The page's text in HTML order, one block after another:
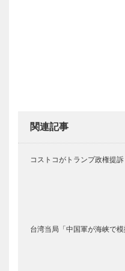
関連記事
コストコがトランプ政権提
台湾当局「中国軍が海峡で